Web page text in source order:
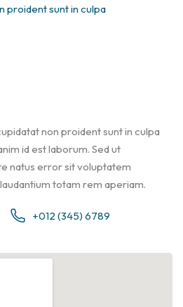
proident sunt in culpa
non proident sunt in culpa
id est laborum. Sed ut
natus error sit voluptatem
totam rem aperiam.
+012 (345) 6789